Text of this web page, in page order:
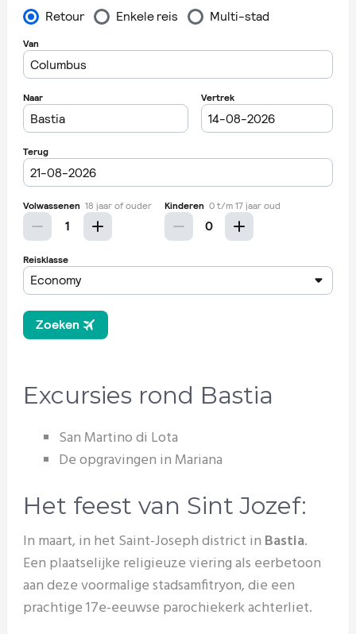
Excursies rond Bastia
San Martino di Lota
De opgravingen in Mariana
Het feest van Sint Jozef:
In maart, in het Saint-Joseph district in Bastia.
Een plaatselijke religieuze viering als eerbetoon
aan deze voormalige stadsamfitryon, die een
prachtige 17e-eeuwse parochiekerk achterliet.